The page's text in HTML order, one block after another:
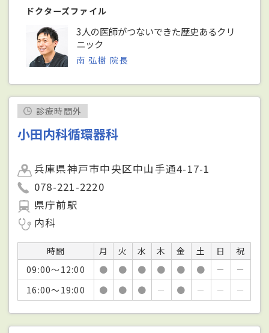
ドクターズファイル
3人の医師がつないできた歴史あるクリ
ニック
南 弘樹 院長
診療時間外
小田内科循環器科
兵庫県神戸市中央区中山手通4-17-1
078-221-2220
県庁前駅
内科
時間 月 火 水 木 金 土 日
祝
09:00～12:00
● ● ● ● ● ● －
－
16:00～19:00
● ● ● － ● － － －